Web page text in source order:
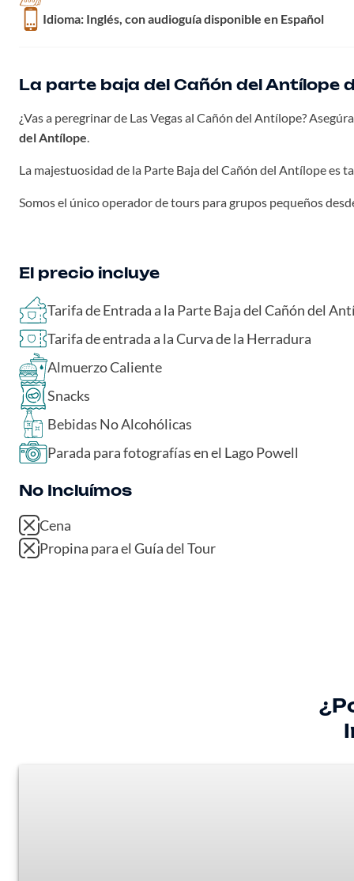
Idioma: Inglés, con audioguía disponible en Español
La parte baja del Cañón del Antílope
¿Vas a peregrinar de Las Vegas al Cañón del Antílope?
del Antílope.
La majestuosidad de la Parte Baja del Cañón del Antílope
Somos el único operador de tours para grupos pequeños
El precio incluye
Tarifa de Entrada a la Parte Baja del Cañón del
Tarifa de entrada a la Curva de la Herradura
Almuerzo Caliente
Snacks
Bebidas No Alcohólicas
Parada para fotografías en el Lago Powell
No Incluímos
Cena
Propina para el Guía del Tour